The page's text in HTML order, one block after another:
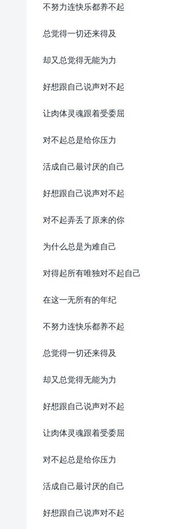
不努力连快乐都养不起
总觉得一切还来得及
却又总觉得无能为力
好想跟自己说声对不起
让肉体灵魂跟着受委屈
对不起总是给你压力
活成自己最讨厌的自己
好想跟自己说声对不起
对不起弄丢了原来的你
为什么总是为难自己
对得起所有唯独对不起自己
在这一无所有的年纪
不努力连快乐都养不起
总觉得一切还来得及
却又总觉得无能为力
好想跟自己说声对不起
让肉体灵魂跟着受委屈
对不起总是给你压力
活成自己最讨厌的自己
好想跟自己说声对不起